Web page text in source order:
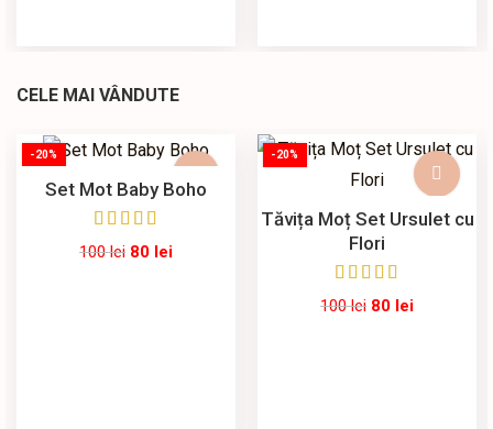
CELE MAI VÂNDUTE
-20%
Set Mot Baby Boho
100lei 80 lei
-20%
Tăvița Moț Set Ursulet cu
Flori
100lei 80 lei